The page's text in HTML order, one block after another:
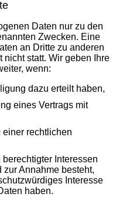
Daten nur zu den
Zwecken. Eine
an Dritte zu anderen
statt. Wir geben Ihre
wenn:
dazu erteilt haben,
eines Vertrags mit
rechtlichen
Interessen
Annahme besteht,
Interesse
haben.